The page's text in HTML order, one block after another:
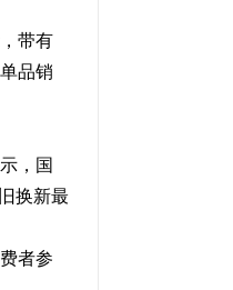
带有
品销
，国
换新最
者参